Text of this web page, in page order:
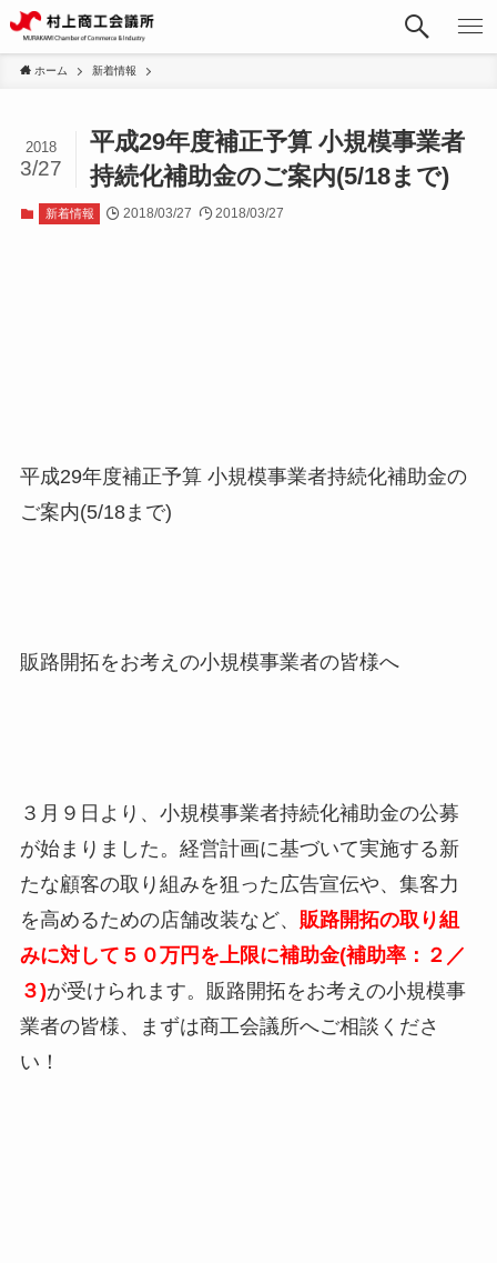
ホーム 新着情報
平成29年度補正予算 小規模事業者
持続化補助金のご案内(5/18まで)
2018
3/27
新着情報 2018/03/27 2018/03/27
平成29年度補正予算 小規模事業者持続化補助金の
ご案内(5/18まで)
販路開拓をお考えの小規模事業者の皆様へ
３月９日より、小規模事業者持続化補助金の公募
が始まりました。経営計画に基づいて実施する新
たな顧客の取り組みを狙った広告宣伝や、集客力
を高めるための店舗改装など、 販路開拓の取り組
みに対して５０万円を上限に補助金(補助率：２／
３)が受けられます。販路開拓をお考えの小規模事
業者の皆様、まずは商工会議所へご相談くださ
い！